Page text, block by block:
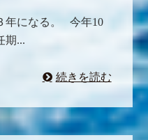
年になる。 今年10
期...
続きを読む